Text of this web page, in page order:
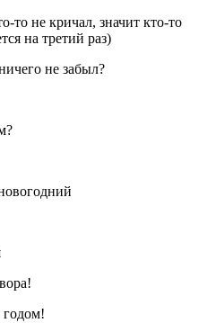
то не кричал, значит кто-то
на третий раз)
не забыл?